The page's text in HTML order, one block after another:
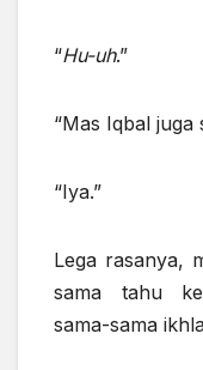
“Hu-uh.”
“Mas Iqbal juga
“Iya.”
Lega rasanya,
sama tahu
sama-sama